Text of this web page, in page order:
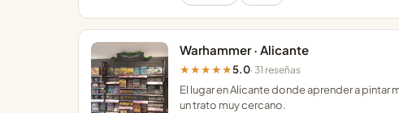
Warhammer · Alicante
★★★★★5.0· 31 reseñas
El lugar en Alicante donde aprender a
un trato muy cercano.